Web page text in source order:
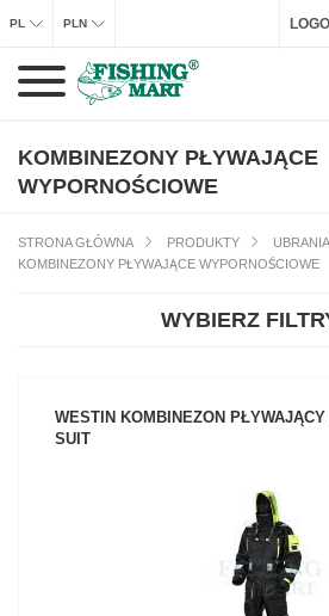
PL PLN
KOMBINEZONY PŁYWAJĄCE
WYPORNOŚCIOWE
STRONA GŁÓWNA PRODUKTY
KOMBINEZONY PŁYWAJĄCE WYPORNOŚCIOWE
WYBIERZ
WESTIN KOMBINEZON PŁYWAJĄCY
SUIT
ZOBACZ PRODUKT